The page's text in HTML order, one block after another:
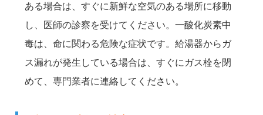
ある場合は、すぐに新鮮な空気のある場所に移動
し、医師の診察を受けてください。一酸化炭素中
毒は、命に関わる危険な症状です。給湯器からガ
ス漏れが発生している場合は、すぐにガス栓を閉
めて、専門業者に連絡してください。